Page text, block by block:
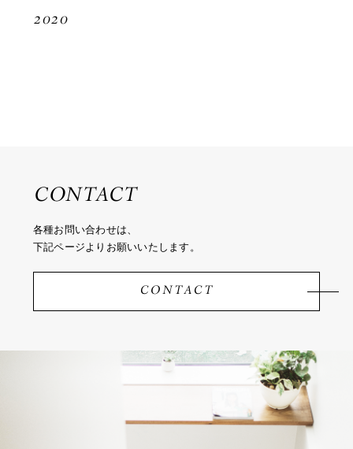
2020
CONTACT
各種お問い合わせは、
下記ページよりお願いいたします。
CONTACT